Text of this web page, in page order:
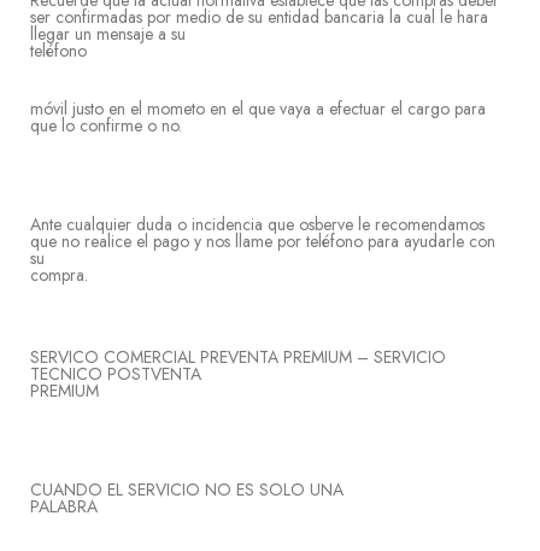
ser confirmadas por medio de su entidad bancaria la cual le hara
llegar un mensaje a su
móvil justo en el mometo en el que vaya a efectuar el cargo para
que lo confirme o no.
Ante cualquier duda o incidencia que osberve le recomendamos
que no realice el pago y nos llame por teléfono para ayudarle con
su
SERVICO COMERCIAL PREVENTA PREMIUM – SERVICIO
TECNICO POSTVENTA
PREMIUM
CUANDO EL SERVICIO NO ES SOLO UNA